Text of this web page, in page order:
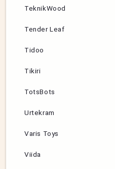
TeknikWood
Tender Leaf
Tidoo
Tikiri
TotsBots
Urtekram
Varis Toys
Viida